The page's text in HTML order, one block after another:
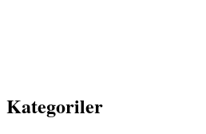
Kategoriler